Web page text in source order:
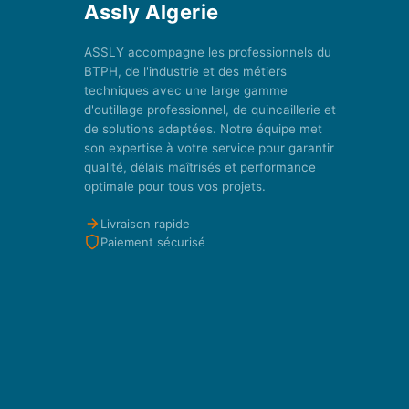
Assly Algerie
ASSLY accompagne les professionnels du
BTPH, de l'industrie et des métiers
techniques avec une large gamme
d'outillage professionnel, de quincaillerie et
de solutions adaptées. Notre équipe met
son expertise à votre service pour garantir
qualité, délais maîtrisés et performance
optimale pour tous vos projets.
Livraison rapide
Paiement sécurisé